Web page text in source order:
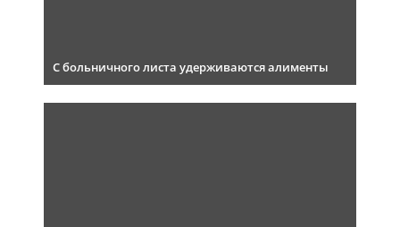
С больничного листа удерживаются алименты